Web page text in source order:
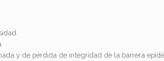
y de pérdida de integridad de la barrera